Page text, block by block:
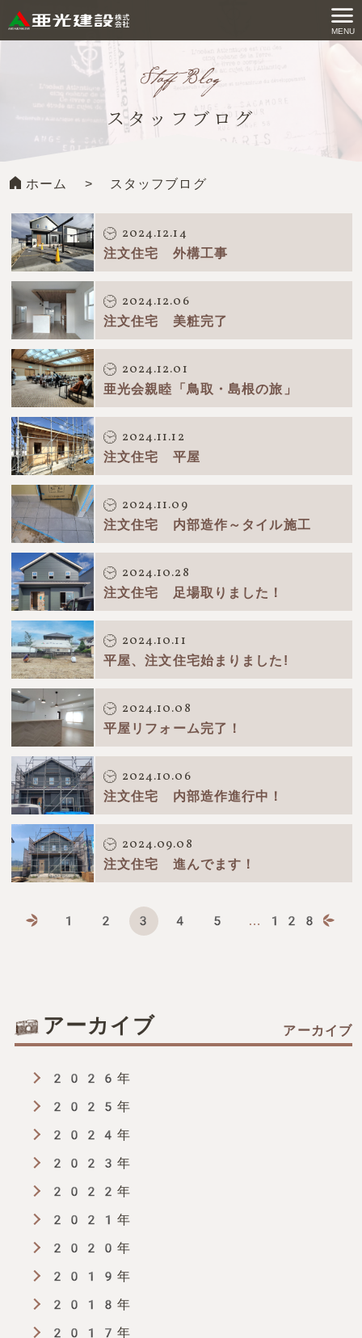
ン
キ
ッ
す
る
亜光建設株式会社
MENU
スタッフブログ
ホーム > スタッフブログ
2024.12.14
注文住宅 外構工事
2024.12.06
注文住宅 美粧完了
2024.12.01
亜光会親睦「鳥取・島根の旅」
2024.11.12
注文住宅 平屋
2024.11.09
注文住宅 内部造作～タイル施工
2024.10.28
注文住宅 足場取りました！
2024.10.11
平屋、注文住宅始まりました!
2024.10.08
平屋リフォーム完了！
2024.10.06
注文住宅 内部造作進行中！
2024.09.08
注文住宅 進んでます！
page
1
page
2
page
3
page
4
page
5 …
page
128
アーカイブ
2026年
2025年
2024年
2023年
2022年
2021年
2020年
2019年
2018年
2017年